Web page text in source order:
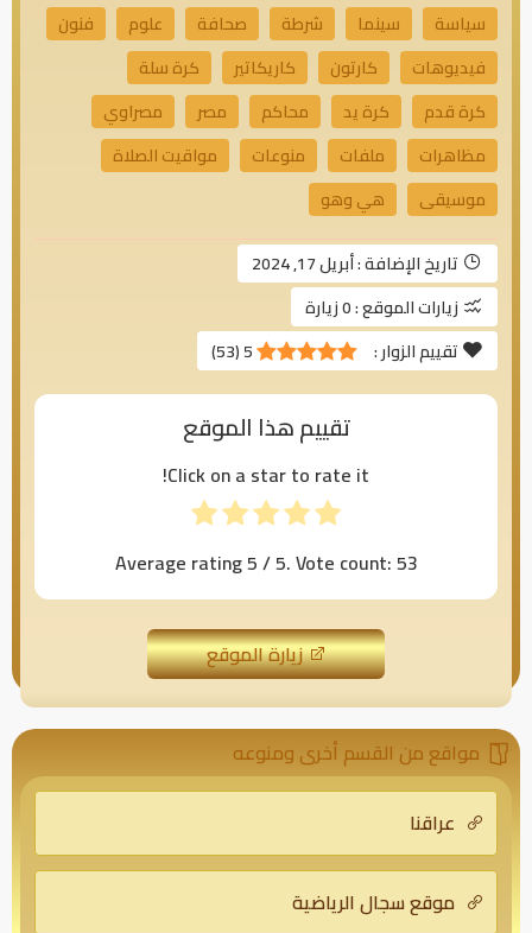
سياسة سينما شرطة صحافة علوم
فنون
فيديوهات
كارتون كاريكاتير
كرة سلة
كرة قدم
كرة يد محاكم مصر
مصراوي
مظاهرات
ملفات منوعات
مواقيت الصلاة
موسيقى
هي وهو
تاريخ الإضافة :أبريل 17, 2024
زيارات الموقع :0 زيارة
تقييم الزوار :
5
(
53
)
تقييم هذا الموقع
Click on a star to rate it!
Average rating5/ 5. Vote count:53
زيارة الموقع
مواقع من القسم أخرى ومنوعه
عراقنا
موقع سجال الرياضية